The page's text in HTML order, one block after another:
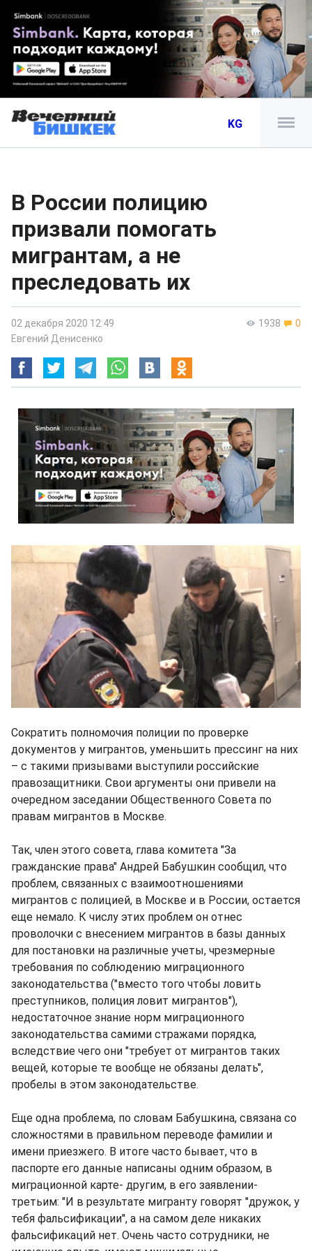
KG
В России полицию
призвали помогать
мигрантам, а не
преследовать их
1938 0
02 декабря 2020 12:49
Евгений Денисенко
Сократить полномочия полиции по проверке
документов у мигрантов, уменьшить прессинг на них
– с такими призывами выступили российские
правозащитники. Свои аргументы они привели на
очередном заседании Общественного Совета по
правам мигрантов в Москве.
Так, член этого совета, глава комитета "За
гражданские права" Андрей Бабушкин сообщил, что
проблем, связанных с взаимоотношениями
мигрантов с полицией, в Москве и в России, остается
еще немало. К числу этих проблем он отнес
проволочки с внесением мигрантов в базы данных
для постановки на различные учеты, чрезмерные
требования по соблюдению миграционного
законодательства ("вместо того чтобы ловить
преступников, полиция ловит мигрантов"),
недостаточное знание норм миграционного
законодательства самими стражами порядка,
вследствие чего они "требует от мигрантов таких
вещей, которые те вообще не обязаны делать",
пробелы в этом законодательстве.
Еще одна проблема, по словам Бабушкина, связана со
сложностями в правильном переводе фамилии и
имени приезжего. В итоге часто бывает, что в
паспорте его данные написаны одним образом, в
миграционной карте- другим, в его заявлении-
третьим: "И в результате мигранту говорят "дружок, у
тебя фальсификации", а на самом деле никаких
фальсификаций нет. Очень часто сотрудники, не